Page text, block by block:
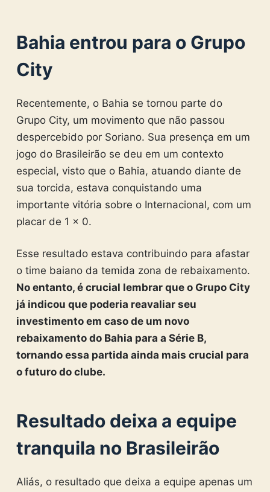
Bahia entrou para o Grupo
City
Recentemente, o Bahia se tornou parte do
Grupo City, um movimento que não passou
despercebido por Soriano. Sua presença em um
jogo do Brasileirão se deu em um contexto
especial, visto que o Bahia, atuando diante de
sua torcida, estava conquistando uma
importante vitória sobre o Internacional, com um
placar de 1 x 0.
Esse resultado estava contribuindo para afastar
o time baiano da temida zona de rebaixamento.
No entanto, é crucial lembrar que o Grupo City
já indicou que poderia reavaliar seu
investimento em caso de um novo
rebaixamento do Bahia para a Série B,
tornando essa partida ainda mais crucial para
o futuro do clube.
Resultado deixa a equipe
tranquila no Brasileirão
Aliás, o resultado que deixa a equipe apenas um